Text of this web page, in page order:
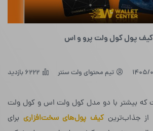
کیف پول کول ولت پرو و اس
1405/ تیم محتوای ولت سنتر 6222 بازدید
که بیشتر با دو مدل کول ولت اس و کول ولت
از جذاب‌ترینکیف پول‌های سخت‌افزاری برای